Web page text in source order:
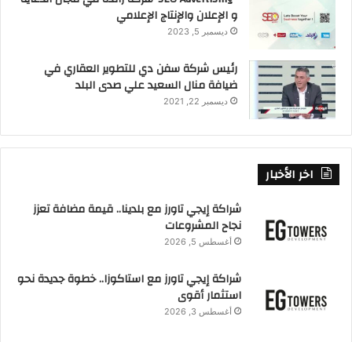
و الإعلان والإنتاج الإعلامي
ديسمبر 5, 2023
رئيس شركة سفن دي للتطوير العقاري في
ضيافة منال السعيد علي صدى البلد
ديسمبر 22, 2021
اخر الأخبار
شراكة إيجي تاورز مع بلدينا.. قيمة مضافة تعزز
نجاح المشروعات
أغسطس 5, 2026
شراكة إيجي تاورز مع استاكوزا.. خطوة جديدة نحو
استثمار أقوى
أغسطس 3, 2026